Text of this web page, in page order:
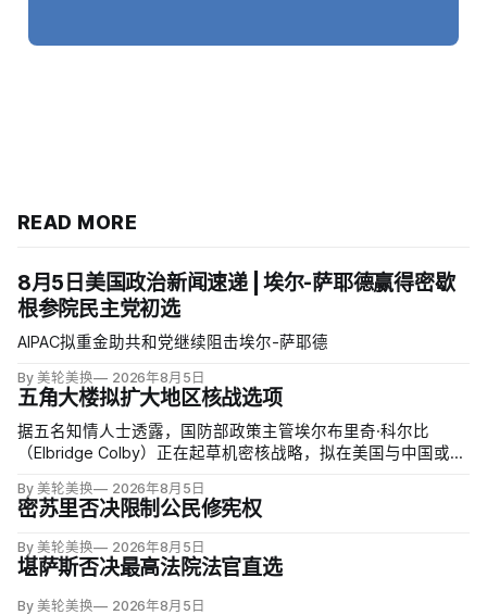
READ MORE
8月5日美国政治新闻速递 | 埃尔-萨耶德赢得密歇
根参院民主党初选
AIPAC拟重金助共和党继续阻击埃尔-萨耶德
By 美轮美换 2026年8月5日
五角大楼拟扩大地区核战选项
据五名知情人士透露，国防部政策主管埃尔布里奇·科尔比
（Elbridge Colby）正在起草机密核战略，拟在美国与中国或俄
提交总统选择的核报复方案。
By 美轮美换 2026年8月5日
密苏里否决限制公民修宪权
By 美轮美换 2026年8月5日
堪萨斯否决最高法院法官直选
By 美轮美换 2026年8月5日